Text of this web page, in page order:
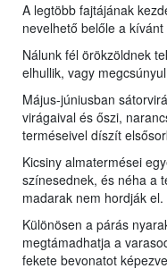
A legtöbb fajtájának
nevelhető belőle a
Nálunk fél örökzöldnek
elhullik, vagy
Május-júniusban
virágaival és őszi,
terméseivel díszít
Kicsiny almatermései
színesednek, és néha a
madarak nem hordják el.
Különösen a párás
megtámadhatja a
fekete bevonatot